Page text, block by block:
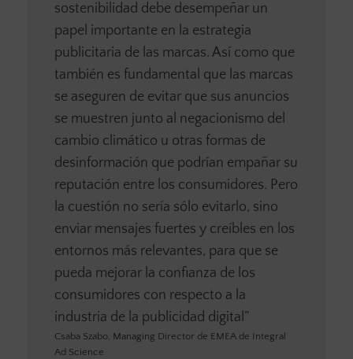
sostenibilidad debe desempeñar un
papel importante en la estrategia
publicitaria de las marcas. Así como que
también es fundamental que las marcas
se aseguren de evitar que sus anuncios
se muestren junto al negacionismo del
cambio climático u otras formas de
desinformación que podrían empañar su
reputación entre los consumidores. Pero
la cuestión no sería sólo evitarlo, sino
enviar mensajes fuertes y creíbles en los
entornos más relevantes, para que se
pueda mejorar la confianza de los
consumidores con respecto a la
industria de la publicidad digital”
Csaba Szabo, Managing Director de EMEA de Integral
Ad Science